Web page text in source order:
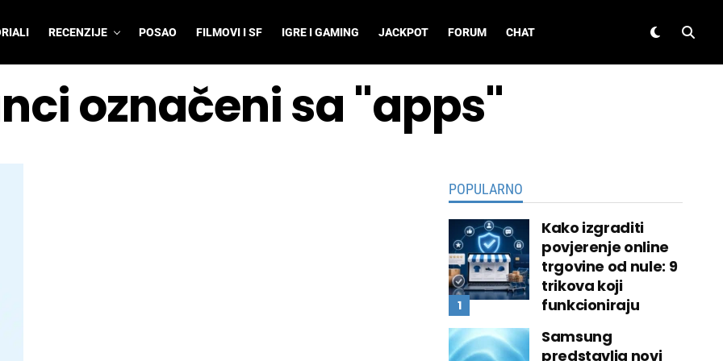
RECENZIJE POSAO FILMOVI I SF IGRE I GAMING JACKPOT FORUM CHAT
označeni sa "apps"
POPULARNO
Kako izgraditi
povjerenje online
trgovine od nule: 9
trikova koji
funkcioniraju
Samsung
predstavlja novi